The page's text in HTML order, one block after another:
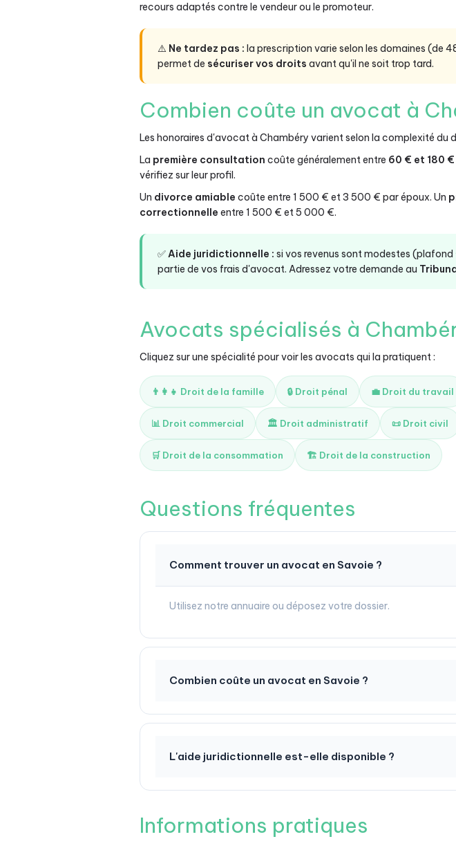
recours adaptés contre le vendeur ou le promoteur.
⚠️ Ne tardez pas : la prescription varie selon les domaines (de
permet de sécuriser vos droits avant qu'il ne soit trop tard.
Combien coûte un avocat à
Les honoraires d'avocat à Chambéry varient selon la complexité du
La première consultation coûte généralement entre 60 € et 180 €
vérifiez sur leur profil.
Un divorce amiable coûte entre 1 500 € et 3 500 € par époux. Un
correctionnelle entre 1 500 € et 5 000 €.
✅Aide juridictionnelle : si vos revenus sont modestes
partie de vos frais d'avocat. Adressez votre demande au
Avocats spécialisés à
Cliquez sur une spécialité pour voir les avocats qui la pratiquent :
👨‍👩‍👧 Droit de la famille 🔒 Droit pénal 💼 Droit du travail
📊 Droit commercial 🏛️ Droit administratif 📜 Droit civil
🛒 Droit de la consommation 🏗️ Droit de la construction
Questions fréquentes
Comment trouver un avocat en Savoie ?
Utilisez notre annuaire ou déposez votre dossier.
Combien coûte un avocat en Savoie ?
L'aide juridictionnelle est-elle disponible ?
Informations pratiques